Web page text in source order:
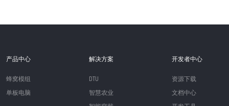
产品中心
蜂窝模组
单板电脑
解决方案
DTU
智慧农业
开发者中心
资源下载
文档中心